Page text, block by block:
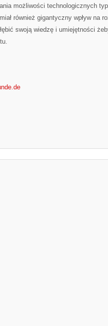
możliwości technologicznych
również gigantyczny wpływ na
swoją wiedzę i umiejętności